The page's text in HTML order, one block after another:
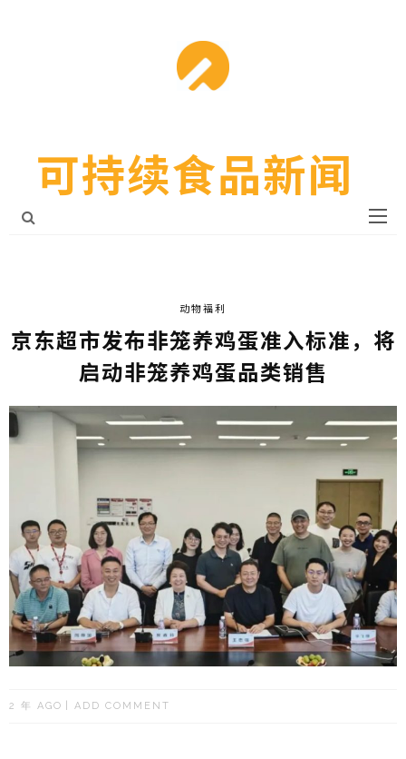
可持续食品新闻
动物福利
京东超市发布非笼养鸡蛋准入标准，将
启动非笼养鸡蛋品类销售
2 年 AGO ADD COMMENT